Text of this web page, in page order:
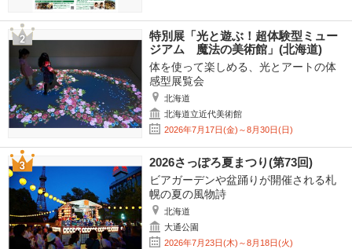
特別展「光と遊ぶ！超体験型ミュー
ジアム 魔法の美術館」(北海道)
体を使って楽しめる、光とアートの体
感型展覧会
北海道
北海道立近代美術館
2026年7月17日(金)～8月30日(日)
2026さっぽろ夏まつり(第73回)
ビアガーデンや盆踊りが開催される札
幌の夏の風物詩
北海道
大通公園
2026年7月23日(木)～8月18日(火)